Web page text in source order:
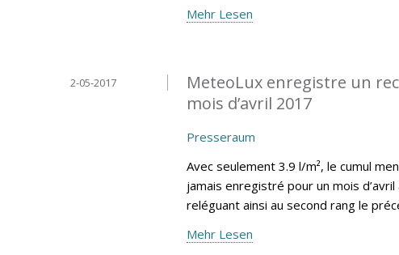
Mehr Lesen
MeteoLux enregistre un
mois d’avril 2017
2-05-2017
Presseraum
Avec seulement 3.9 l/m², le cumul
jamais enregistré pour un mois
reléguant ainsi au second rang le
Mehr Lesen